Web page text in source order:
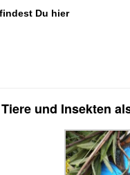
Du hier
und Insekten